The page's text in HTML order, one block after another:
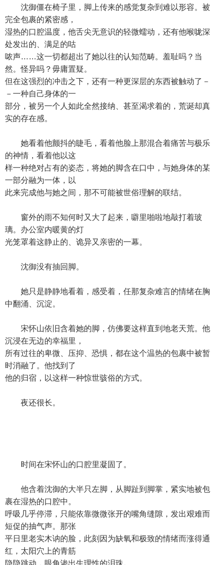
沈御僵在椅子里，脚上传来的感觉复杂到难以形容。被
完全包裹的紧密感，
湿热的口腔温度，他舌尖无意识的轻微蠕动，还有他喉咙深
处发出的、满足的咕
哝声……这一切都超出了她以往的认知范畴。羞耻吗？当
然。怪异吗？毋庸置疑。
但在这强烈的冲击之下，还有一种更深层的东西被触动了－
－一种自己身体的一
部分，被另一个人如此全然接纳、甚至渴求着的，荒诞却真
实的存在感。
她看着他颤抖的睫毛，看着他脸上那混合着痛苦与极乐
的神情，看着他以这
样一种绝对占有的姿态，将她的脚含在口中，与她身体的某
一部分融为一体，以
此来完成他与她之间，那不可能被世俗理解的联结。
窗外的雨不知何时又大了起来，噼里啪啦地敲打着玻
璃。办公室内暖黄的灯
光笼罩着这静止的、诡异又亲密的一幕。
沈御没有抽回脚。
她只是静静地看着，感受着，任那复杂难言的情绪在胸
中翻涌、沉淀。
宋怀山依旧含着她的脚，仿佛要这样直到地老天荒。他
沉浸在无边的幸福里，
所有过往的卑微、压抑、恐惧，都在这个温热的包裹中被暂
时消融了。他找到了
他的归宿，以这样一种惊世骇俗的方式。
夜还很长。
时间在宋怀山的口腔里凝固了。
他含着沈御的大半只左脚，从脚趾到脚掌，紧实地被包
裹在湿热的口腔中。
呼吸几乎停滞，只能依靠微微张开的嘴角缝隙，发出艰难而
短促的抽气声。那张
平日里老实木讷的脸，此刻因为缺氧和极致的情绪而涨得通
红，太阳穴上的青筋
隐隐跳动，眼角渗出生理性的泪珠。